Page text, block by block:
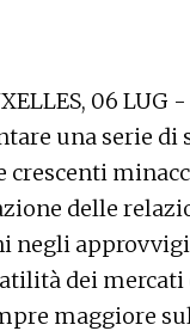
06 LUG
una serie di
crescenti
delle
negli
dei mercati
maggiore